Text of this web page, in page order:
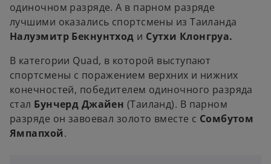
одиночном разряде. А в парном разряде
лучшими оказались спортсмены из Таиланда
Налуэмитр Бекнунтход и Сутхи Клонгруа.
В категории Quad, в которой выступают
спортсмены с поражением верхних и нижних
конечностей, победителем одиночного разряда
стал Бунчерд Джайен (Таиланд). В парном
разряде он завоевал золото вместе с Сомбутом
Ямпапхой.